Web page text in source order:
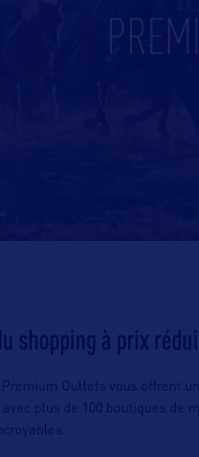
shopping à prix
Premium Outlets vous offrent
plus de 100 boutiques de